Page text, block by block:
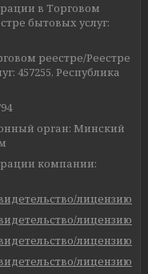
в Торговом
бытовых услуг:
реестре/Реестре
457255, Республика
орган: Минский
компании:
лицензию
лицензию
лицензию
лицензию